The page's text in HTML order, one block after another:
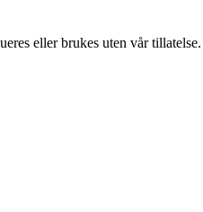
eller brukes uten vår tillatelse.